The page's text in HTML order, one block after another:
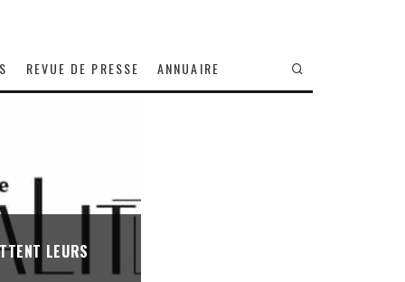
REVUE DE PRESSE ANNUAIRE
LEURS